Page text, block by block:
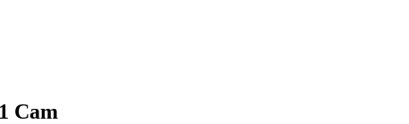
Cam